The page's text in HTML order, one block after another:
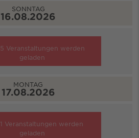
SONNTAG
16.08.2026
5 Veranstaltungen werden
geladen
MONTAG
17.08.2026
1 Veranstaltungen werden
geladen